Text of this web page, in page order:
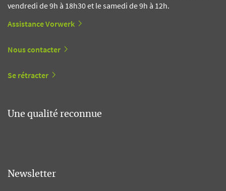
vendredi de 9h à 18h30 et le samedi de 9h à 12h.
Assistance Vorwerk
Nous contacter
Se rétracter
Une qualité reconnue
Newsletter